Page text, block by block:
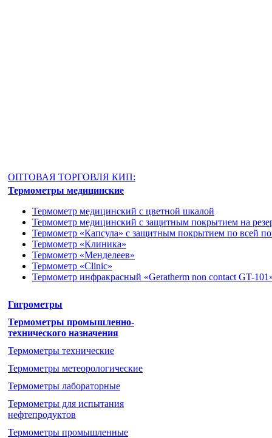
ОПТОВАЯ ТОРГОВЛЯ КИП:
Термометры медицинские
Термометр медицинский с цветной шкалой
Термометр медицинский с защитным покрытием на
Термометр «Капсула» с защитным покрытием по всей
Термометр «Клиника»
Термометр «Менделеев»
Термометр «Clinic»
Термометр инфракрасный «Geratherm non contact GT-
Гигрометры
Термометры промышленно-
технического назначения
Термометры технические
Термометры метеорологические
Термометры лабораторные
Термометры для испытания
нефтепродуктов
Термометры промышленные